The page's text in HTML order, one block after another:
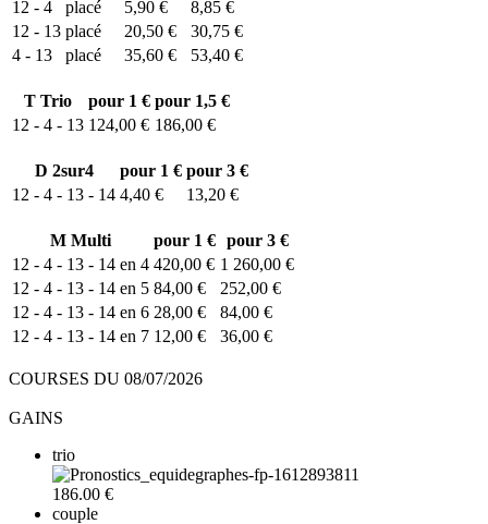
12 - 4 placé 5,90 €
8,85 €
12 - 13 placé 20,50 €
30,75 €
4 - 13
placé 35,60 € 53,40 €
T Trio pour 1 € pour 1,5 €
12 - 4 - 13 124,00 € 186,00 €
D 2sur4 pour 1 € pour 3 €
12 - 4 - 13 - 14 4,40 € 13,20 €
M Multi pour 1 € pour 3 €
12 - 4 - 13 - 14 en 4 420,00 € 1 260,00 €
12 - 4 - 13 - 14 en 5 84,00 €
252,00 €
12 - 4 - 13 - 14 en 6 28,00 €
84,00 €
12 - 4 - 13 - 14 en 7 12,00 € 36,00 €
COURSES DU 08/07/2026
GAINS
trio
186.00 €
couple